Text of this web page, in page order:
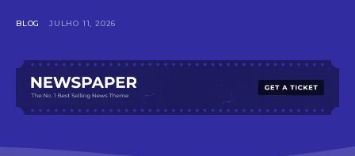
BLOG JULHO 11, 2026